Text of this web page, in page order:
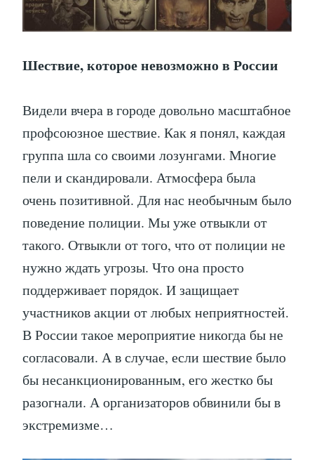
Шествие, которое невозможно в России
Видели вчера в городе довольно масштабное
профсоюзное шествие. Как я понял, каждая
группа шла со своими лозунгами. Многие
пели и скандировали. Атмосфера была
очень позитивной. Для нас необычным было
поведение полиции. Мы уже отвыкли от
такого. Отвыкли от того, что от полиции не
нужно ждать угрозы. Что она просто
поддерживает порядок. И защищает
участников акции от любых неприятностей.
В России такое мероприятие никогда бы не
согласовали. А в случае, если шествие было
бы несанкционированным, его жестко бы
разогнали. А организаторов обвинили бы в
экстремизме…